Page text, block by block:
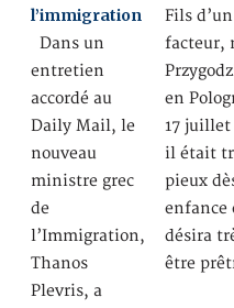
l’immigration
Dans un
entretien
accordé au
Daily Mail, le
nouveau
ministre grec
de
l’Immigration,
Thanos
Plevris, a
Fils d’un
facteur,
en
17 juillet
il était
pieux
enfance
désira
être